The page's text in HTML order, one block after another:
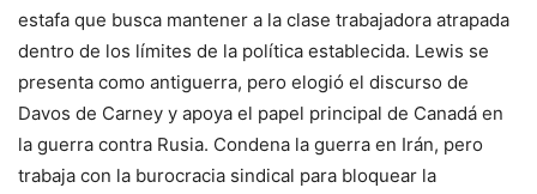
estafa que busca mantener a la clase trabajadora atrapada
dentro de los límites de la política establecida. Lewis se
presenta como antiguerra, pero elogió el discurso de
Davos de Carney y apoya el papel principal de Canadá en
la guerra contra Rusia. Condena la guerra en Irán, pero
trabaja con la burocracia sindical para bloquear la